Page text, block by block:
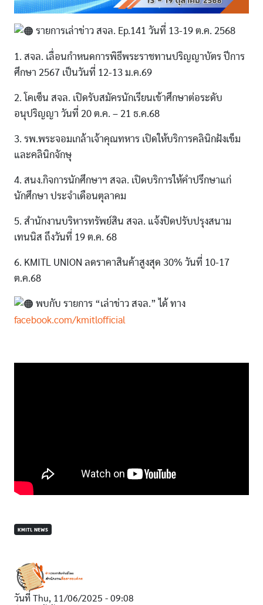
รายการเล่าข่าว สจล. Ep.141 วันที่ 13-19 ต.ค. 2568
1. สจล. เลื่อนกำหนดการพิธีพระราชทานปริญญาบัตร ปีการ
ศึกษา 2567 เป็นวันที่ 12-13 ม.ค.69
2. โคเซ็น สจล. เปิดรับสมัครนักเรียนเข้าศึกษาต่อระดับ
อนุปริญญา วันที่ 20 ต.ค. – 21 ธ.ค.68
3. รพ.พระจอมเกล้าเจ้าคุณทหาร เปิดให้บริการคลินิกฝังเข็ม
และคลินิกจักษุ
4. สนง.กิจการนักศึกษาฯ สจล. เปิดบริการให้คำปรึกษาแก่
นักศึกษา ประจำเดือนตุลาคม
5. สำนักงานบริหารทรัพย์สิน สจล. แจ้งปิดปรับปรุงสนาม
เทนนิส ถึงวันที่ 19 ต.ค. 68
6. KMITL UNION ลดราคาสินค้าสูงสุด 30% วันที่ 10-17
ต.ค.68
พบกับ รายการ “เล่าข่าว สจล.” ได้ ทาง
facebook.com/kmitlofficial
KMITL NEWS
วันที่ Thu, 11/06/2025 - 09:08